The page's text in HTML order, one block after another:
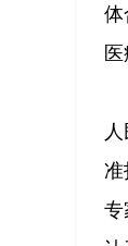
体
准
专